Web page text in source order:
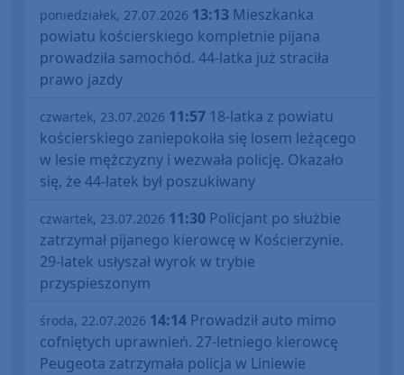
poniedziałek, 27.07.2026 13:13 Mieszkanka
powiatu kościerskiego kompletnie pijana
prowadziła samochód. 44-latka już straciła
prawo jazdy
czwartek, 23.07.2026 11:57 18-latka z powiatu
kościerskiego zaniepokoiła się losem leżącego
w lesie mężczyzny i wezwała policję. Okazało
się, że 44-latek był poszukiwany
czwartek, 23.07.2026 11:30 Policjant po służbie
zatrzymał pijanego kierowcę w Kościerzynie.
29-latek usłyszał wyrok w trybie
przyspieszonym
środa, 22.07.2026 14:14 Prowadził auto mimo
cofniętych uprawnień. 27-letniego kierowcę
Peugeota zatrzymała policja w Liniewie